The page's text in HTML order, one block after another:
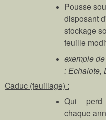
Pousse
disposant
stockage
feuille
exemple
: Echalote,
Caduc (feuillage) :
Qui
chaque